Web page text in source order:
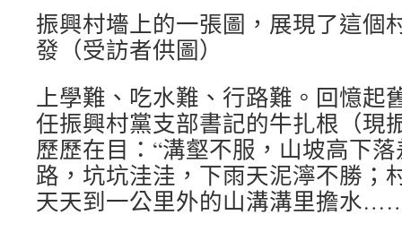
振興村墻上的一張圖，展現了這個
發（受訪者供圖）
上學難、吃水難、行路難。回憶起
任振興村黨支部書記的牛扎根（現
歷歷在目：“溝壑不服，山坡高下
路，坑坑洼洼，下雨天泥濘不勝；
天天到一公里外的山溝溝里擔水